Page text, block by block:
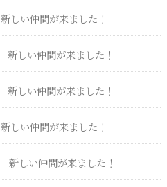
新しい仲間が来ました！
新しい仲間が来ました！
新しい仲間が来ました！
新しい仲間が来ました！
新しい仲間が来ました！